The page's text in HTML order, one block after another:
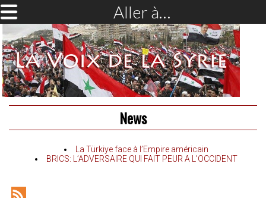
Aller à…
News
La Türkiye face à l’Empire américain
BRICS: L’ADVERSAIRE QUI FAIT PEUR A L’OCCIDENT